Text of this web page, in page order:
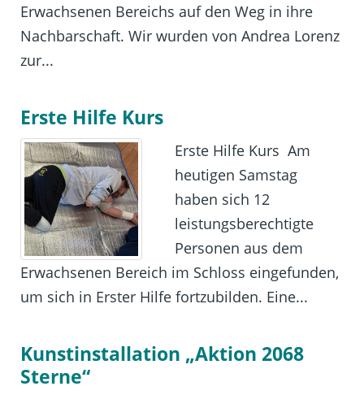
Erwachsenen Bereichs auf den Weg in ihre
Nachbarschaft. Wir wurden von Andrea Lorenz
zur...
Erste Hilfe Kurs
Erste Hilfe Kurs Am
heutigen Samstag
haben sich 12
leistungsberechtigte
Personen aus dem
Erwachsenen Bereich im Schloss eingefunden,
um sich in Erster Hilfe fortzubilden. Eine...
Kunstinstallation „Aktion 2068
Sterne“